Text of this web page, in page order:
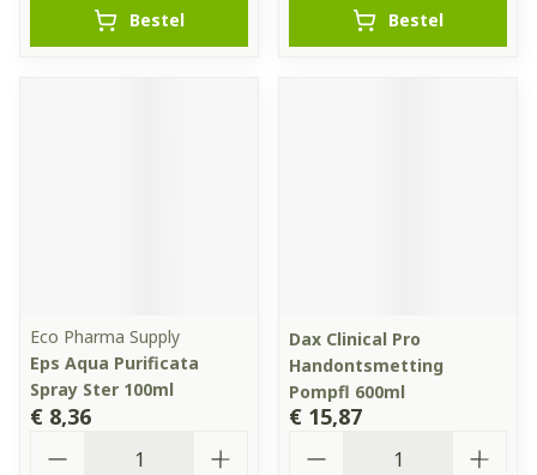
Bestel Bestel
Eco Pharma Supply
Eps Aqua Purificata
Spray Ster 100ml
€ 8,36
Dax Clinical Pro
Handontsmetting
Pompfl 600ml
€ 15,87